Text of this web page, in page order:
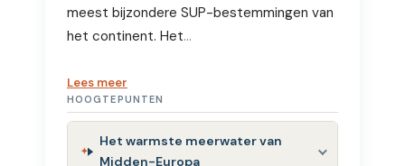
meest bijzondere SUP-bestemmingen van
het continent. Het…
Lees meer
HOOGTEPUNTEN
Het warmste meerwater van
Midden-Europa